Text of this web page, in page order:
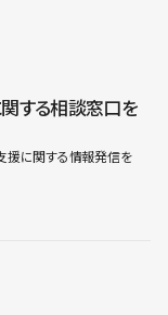
する相談窓口を
援に関する情報発信を